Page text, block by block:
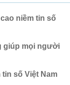
niềm tin số
giúp mọi người
số Việt Nam